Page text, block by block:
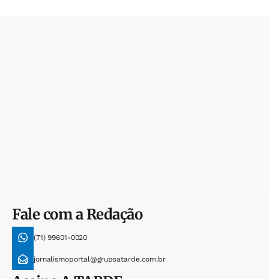
Fale com a Redação
(71) 99601-0020
jornalismoportal@grupoatarde.com.br